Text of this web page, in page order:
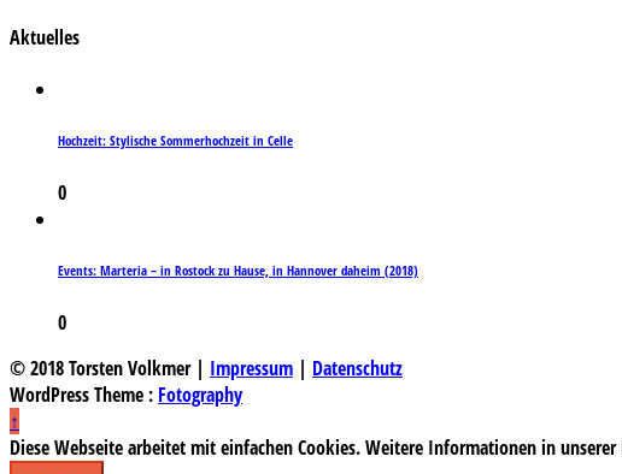
Aktuelles
Hochzeit: Stylische Sommerhochzeit in Celle
0
Events: Marteria – in Rostock zu Hause, in Hannover daheim (2018)
0
© 2018 Torsten Volkmer | Impressum | Datenschutz
WordPress Theme : Fotography
↑
Diese Webseite arbeitet mit einfachen Cookies. Weitere Informationen in